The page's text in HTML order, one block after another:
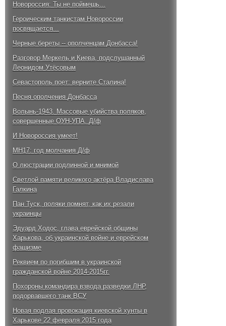
Новороссия: Ты не поймешь...
Героическим танкистам Новороссии
посвящается...
Черные береты -- ополченцам Донбасса!
Разговор Меркель и Киева, подслушанный
Леонидом Утёсовым
Севастополь поет: верните Сталина!
Песня ополчения Донбасса
Волынь-1943. Массовые убийства поляков,
совершенные ОУН-УПА. Д/ф
И Новороссия умеет!
MH17: год молчания Д/ф
О люстрации подлинной и мнимой
Светлой памяти великого актёра Владислава
Галкина
Пан Туск, поляки помнят, как их резали
украинцы
Эдуард Ходос, глава еврейской общины
Харькова, об украинской войне и еврейском
фашизме
Реквием по погибшим в украинской
гражданской войне 2014-2015гг.
Похороны командира взвода разведки ЛНР,
подорвавшего танк ВСУ
Новая подлая провокация киевской хунты в
Харькове 22 февраля 2015 года